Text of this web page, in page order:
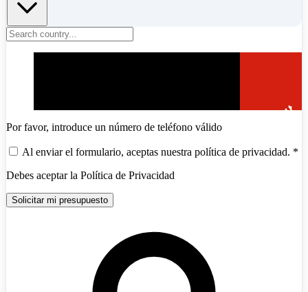
Por favor, introduce un número de teléfono válido
Al enviar el formulario, aceptas nuestra política de privacidad. *
Debes aceptar la Política de Privacidad
Solicitar mi presupuesto